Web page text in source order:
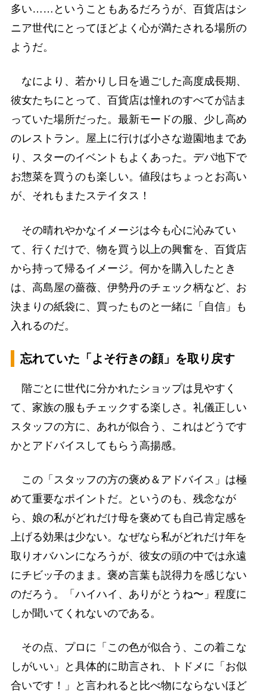
多い……ということもあるだろうが、百貨店はシ
ニア世代にとってほどよく心が満たされる場所の
ようだ。
なにより、若かりし日を過ごした高度成長期、
彼女たちにとって、百貨店は憧れのすべてが詰ま
っていた場所だった。最新モードの服、少し高め
のレストラン。屋上に行けば小さな遊園地まであ
り、スターのイベントもよくあった。デパ地下で
お惣菜を買うのも楽しい。値段はちょっとお高い
が、それもまたステイタス！
その晴れやかなイメージは今も心に沁みてい
て、行くだけで、物を買う以上の興奮を、百貨店
から持って帰るイメージ。何かを購入したとき
は、高島屋の薔薇、伊勢丹のチェック柄など、お
決まりの紙袋に、買ったものと一緒に「自信」も
入れるのだ。
忘れていた「よそ行きの顔」を取り戻す
階ごとに世代に分かれたショップは見やすく
て、家族の服もチェックする楽しさ。礼儀正しい
スタッフの方に、あれが似合う、これはどうです
かとアドバイスしてもらう高揚感。
この「スタッフの方の褒め＆アドバイス」は極
めて重要なポイントだ。というのも、残念なが
ら、娘の私がどれだけ母を褒めても自己肯定感を
上げる効果は少ない。なぜなら私がどれだけ年を
取りオバハンになろうが、彼女の頭の中では永遠
にチビッ子のまま。褒め言葉も説得力を感じない
のだろう。「ハイハイ、ありがとうね〜」程度に
しか聞いてくれないのである。
その点、プロに「この色が似合う、この着こな
しがいい」と具体的に助言され、トドメに「お似
合いです！」と言われると比べ物にならないほど